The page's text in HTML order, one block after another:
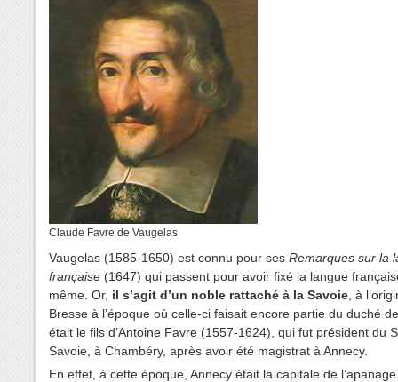
Claude Favre de Vaugelas
Vaugelas (1585-1650) est connu pour ses Remarques sur la
française (1647) qui passent pour avoir fixé la langue
même. Or, il s’agit d’un noble rattaché à la Savoie , à
Bresse à l’époque où celle-ci faisait encore partie du duché
était le fils d’Antoine Favre (1557-1624), qui fut président du
Savoie, à Chambéry, après avoir été magistrat à Annecy.
En effet, à cette époque, Annecy était la capitale de